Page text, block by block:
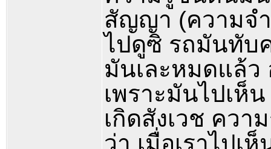
สัญญา (ความจ
ไปดูซิ รถมันทับ
มันเละหมดแล้
เพราะมันไปเห็
เกิดสังเวช ควา
ว่า เมื่อเราไป